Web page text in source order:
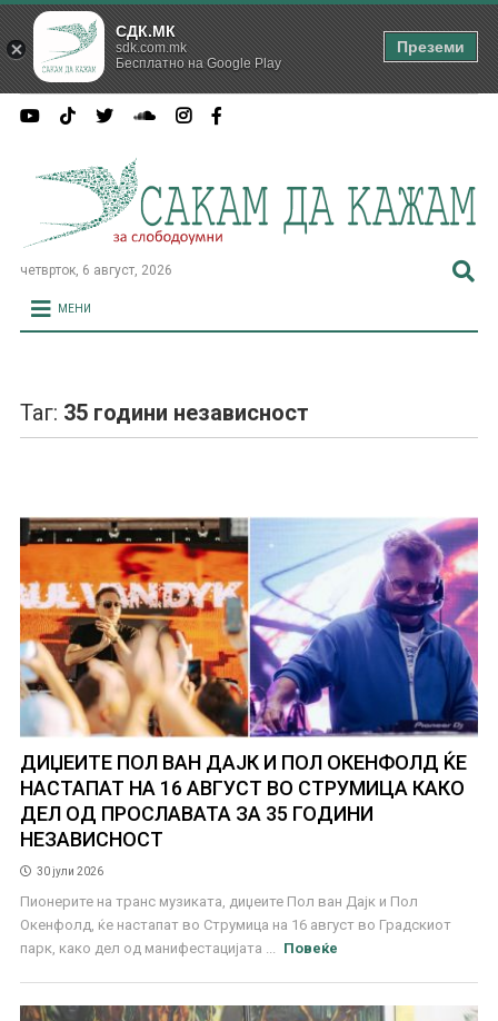
четврток, 6 август, 2026
МЕНИ
Таг: 35 години независност
ДИЏЕИТЕ ПОЛ ВАН ДАЈК И ПОЛ ОКЕНФОЛД ЌЕ
НАСТАПАТ НА 16 АВГУСТ ВО СТРУМИЦА КАКО
ДЕЛ ОД ПРОСЛАВАТА ЗА 35 ГОДИНИ
НЕЗАВИСНОСТ
30 јули 2026
Пионерите на транс музиката, диџеите Пол ван Дајк и Пол
Окенфолд, ќе настапат во Струмица на 16 август во Градскиот
парк, како дел од манифестацијата ...
Повеќе
СДК.МК
sdk.com.mk
Бесплатно на Google Play
Преземи